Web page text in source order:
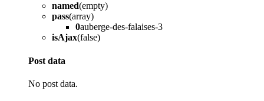
named(empty)
pass(array)
0auberge-des-falaises-3
isAjax(false)
Post data
No post data.